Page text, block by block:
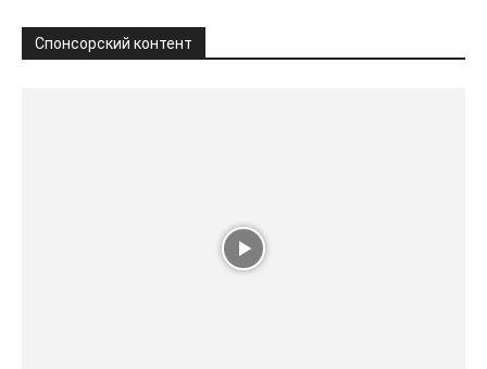
Спонсорский контент